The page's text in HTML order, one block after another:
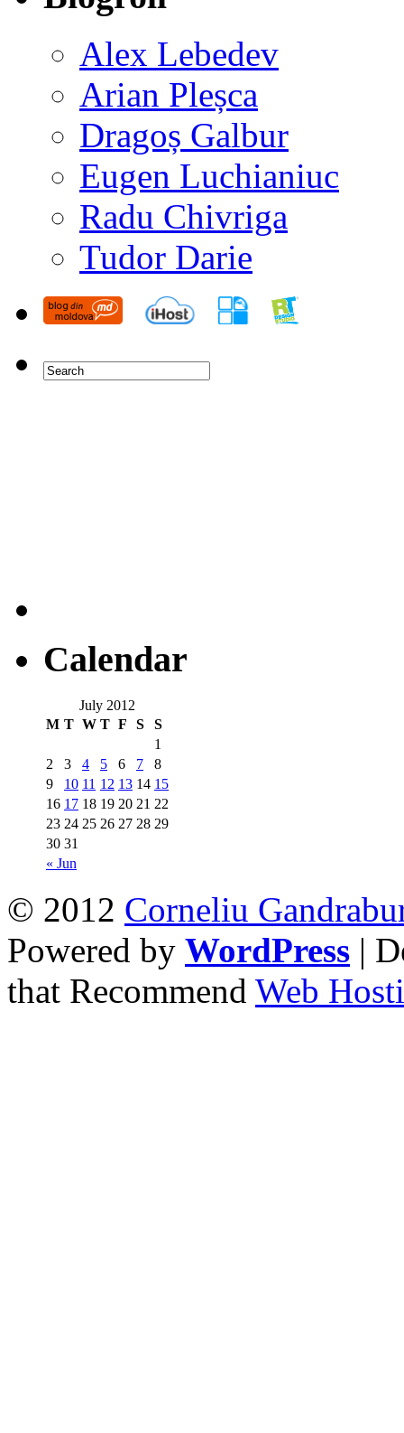
Alex Lebedev
Arian Pleșca
Dragoș Galbur
Eugen Luchianiuc
Radu Chivriga
Tudor Darie
Calendar
July 2012
M T W T F S S
« Jun
1
2
3 4 5 6 7
8
9
10 11 12 13 14 15
16 17 18 19 20 21 22
23 24 25 26 27 28 29
30 31
© 2012 Corneliu
Powered by WordPress |
that Recommend Web